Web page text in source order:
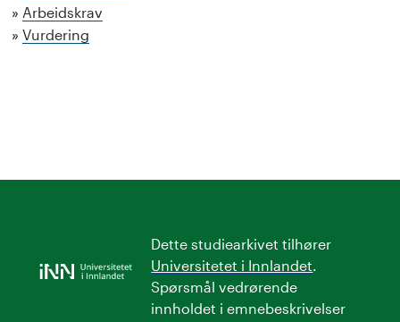
Arbeidskrav
Vurdering
Dette studiearkivet tilhører
Universitetet i Innlandet
Spørsmål vedrørende
innholdet i emnebeskrivelser